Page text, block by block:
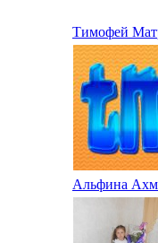
Тимофей
Альфина